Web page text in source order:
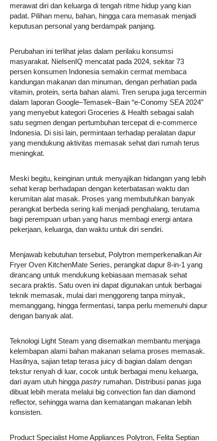
merawat diri dan keluarga di tengah ritme hidup yang kian
padat. Pilihan menu, bahan, hingga cara memasak menjadi
keputusan personal yang berdampak panjang.
Perubahan ini terlihat jelas dalam perilaku konsumsi
masyarakat. NielsenIQ mencatat pada 2024, sekitar 73
persen konsumen Indonesia semakin cermat membaca
kandungan makanan dan minuman, dengan perhatian pada
vitamin, protein, serta bahan alami. Tren serupa juga tercermin
dalam laporan Google–Temasek–Bain “e-Conomy SEA 2024”
yang menyebut kategori Groceries & Health sebagai salah
satu segmen dengan pertumbuhan tercepat di e-commerce
Indonesia. Di sisi lain, permintaan terhadap peralatan dapur
yang mendukung aktivitas memasak sehat dari rumah terus
meningkat.
Meski begitu, keinginan untuk menyajikan hidangan yang lebih
sehat kerap berhadapan dengan keterbatasan waktu dan
kerumitan alat masak. Proses yang membutuhkan banyak
perangkat berbeda sering kali menjadi penghalang, terutama
bagi perempuan urban yang harus membagi energi antara
pekerjaan, keluarga, dan waktu untuk diri sendiri.
Menjawab kebutuhan tersebut, Polytron memperkenalkan Air
Fryer Oven KitchenMate Series, perangkat dapur 8-in-1 yang
dirancang untuk mendukung kebiasaan memasak sehat
secara praktis. Satu oven ini dapat digunakan untuk berbagai
teknik memasak, mulai dari menggoreng tanpa minyak,
memanggang, hingga fermentasi, tanpa perlu memenuhi dapur
dengan banyak alat.
Teknologi Light Steam yang disematkan membantu menjaga
kelembapan alami bahan makanan selama proses memasak.
Hasilnya, sajian tetap terasa juicy di bagian dalam dengan
tekstur renyah di luar, cocok untuk berbagai menu keluarga,
dari ayam utuh hingga pastry rumahan. Distribusi panas juga
dibuat lebih merata melalui big convection fan dan diamond
reflector, sehingga warna dan kematangan makanan lebih
konsisten.
Product Specialist Home Appliances Polytron, Felita Septian